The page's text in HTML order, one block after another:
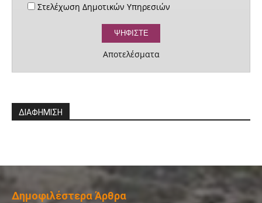
Στελέχωση Δημοτικών Υπηρεσιών
Αποτελέσματα
ΔΙΑΦΗΜΙΣΗ
Δημοφιλέστερα Άρθρα